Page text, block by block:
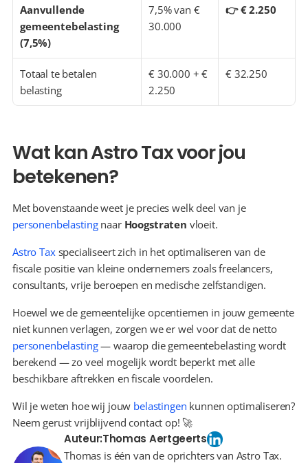
Aanvullende
gemeentebelasting
(7,5%)
7,5% van €
30.000
👉 € 2.250
Totaal te betalen
belasting
€ 30.000 + €
2.250
€ 32.250
Wat kan Astro Tax voor jou
betekenen?
Met bovenstaande weet je precies welk deel van je
personenbelasting naar Hoogstraten vloeit.
Astro Tax specialiseert zich in het optimaliseren van de
fiscale positie van kleine ondernemers zoals freelancers,
consultants, vrije beroepen en medische zelfstandigen.
Hoewel we de gemeentelijke opcentiemen in jouw gemeente
niet kunnen verlagen, zorgen we er wel voor dat de netto
personenbelasting — waarop die gemeentebelasting wordt
berekend — zo veel mogelijk wordt beperkt met alle
beschikbare aftrekken en fiscale voordelen.
Wil je weten hoe wij jouw belastingen kunnen optimaliseren?
Neem gerust vrijblijvend contact op! 🚀
Auteur:Thomas Aertgeerts
Thomas is één van de oprichters van Astro Tax.